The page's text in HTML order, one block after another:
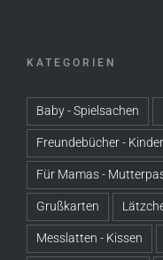
KATEGORIEN
Baby - Spielsachen
Freundebücher -
Für Mamas -
Grußkarten
Messlatten - Kissen